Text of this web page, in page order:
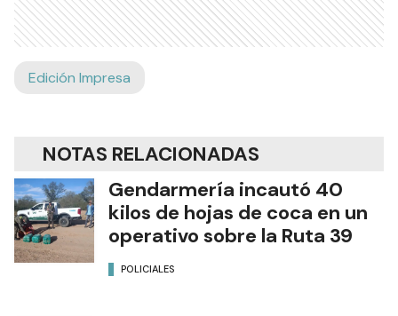
Edición Impresa
NOTAS RELACIONADAS
Gendarmería incautó 40
kilos de hojas de coca en un
operativo sobre la Ruta 39
POLICIALES